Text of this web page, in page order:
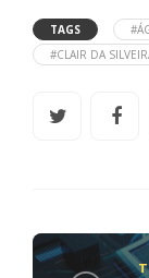
TAGS
#CLAIR DA